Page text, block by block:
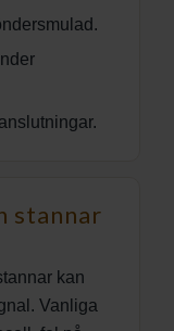
stannar
kan
Vanliga